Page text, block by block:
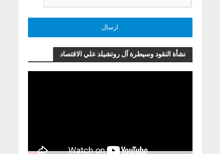
نشأة النقود وسيطرة آل روتشيلد علي الاقتصاد